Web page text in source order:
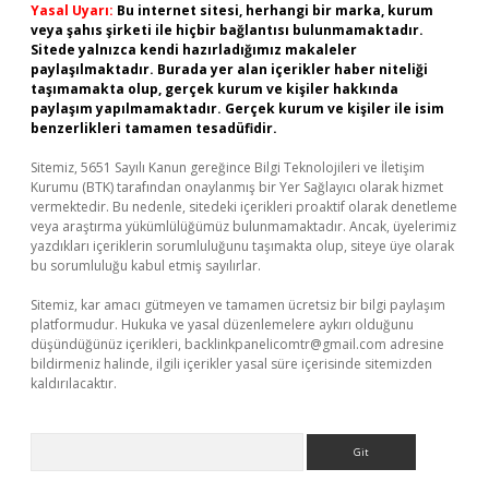
Yasal Uyarı: Bu internet sitesi, herhangi bir marka, kurum
veya şahıs şirketi ile hiçbir bağlantısı bulunmamaktadır.
Sitede yalnızca kendi hazırladığımız makaleler
paylaşılmaktadır. Burada yer alan içerikler haber niteliği
taşımamakta olup, gerçek kurum ve kişiler hakkında
paylaşım yapılmamaktadır. Gerçek kurum ve kişiler ile isim
benzerlikleri tamamen tesadüfidir.
Sitemiz, 5651 Sayılı Kanun gereğince Bilgi Teknolojileri ve İletişim
Kurumu (BTK) tarafından onaylanmış bir Yer Sağlayıcı olarak hizmet
vermektedir. Bu nedenle, sitedeki içerikleri proaktif olarak denetleme
veya araştırma yükümlülüğümüz bulunmamaktadır. Ancak, üyelerimiz
yazdıkları içeriklerin sorumluluğunu taşımakta olup, siteye üye olarak
bu sorumluluğu kabul etmiş sayılırlar.
Sitemiz, kar amacı gütmeyen ve tamamen ücretsiz bir bilgi paylaşım
platformudur. Hukuka ve yasal düzenlemelere aykırı olduğunu
düşündüğünüz içerikleri, backlinkpanelicomtr@gmail.com adresine
bildirmeniz halinde, ilgili içerikler yasal süre içerisinde sitemizden
kaldırılacaktır.